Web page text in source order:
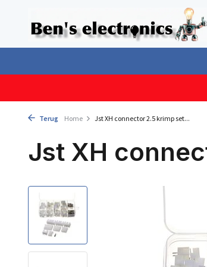
Terug Home Jst XH connector 2.5 krimp set...
Jst XH